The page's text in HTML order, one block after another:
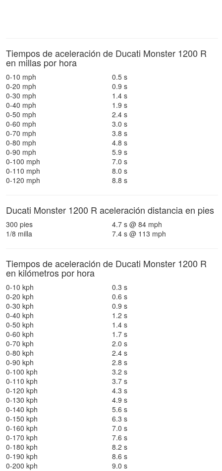
Tiempos de aceleración de Ducati Monster 1200 R
en millas por hora
0-10 mph
0.5 s
0-20 mph
0.9 s
0-30 mph
1.4 s
0-40 mph
1.9 s
0-50 mph
2.4 s
0-60 mph
3.0 s
0-70 mph
3.8 s
0-80 mph
4.8 s
0-90 mph
5.9 s
0-100 mph
7.0 s
0-110 mph
8.0 s
0-120 mph
8.8 s
Ducati Monster 1200 R aceleración distancia en pies
300 pies
4.7 s @ 84 mph
1/8 milla
7.4 s @ 113 mph
Tiempos de aceleración de Ducati Monster 1200 R
en kilómetros por hora
0-10 kph
0.3 s
0-20 kph
0.6 s
0-30 kph
0.9 s
0-40 kph
1.2 s
0-50 kph
1.4 s
0-60 kph
1.7 s
0-70 kph
2.0 s
0-80 kph
2.4 s
0-90 kph
2.8 s
0-100 kph
3.2 s
0-110 kph
3.7 s
0-120 kph
4.3 s
0-130 kph
4.9 s
0-140 kph
5.6 s
0-150 kph
6.3 s
0-160 kph
7.0 s
0-170 kph
7.6 s
0-180 kph
8.2 s
0-190 kph
8.6 s
0-200 kph
9.0 s